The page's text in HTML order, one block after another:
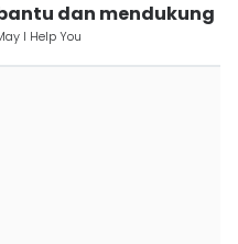
dan mendukung
I Help You